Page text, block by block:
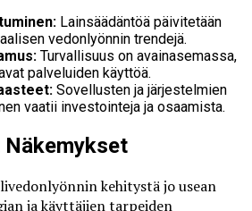
Lainsäädäntöä päivitetään
vedonlyönnin trendejä.
Turvallisuus on avainasemassa,
palveluiden käyttöä.
Sovellusten ja järjestelmien
vaatii investointeja ja osaamista.
kehitystä jo usean
ja käyttäjien tarpeiden